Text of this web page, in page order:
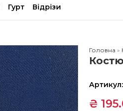
Гурт Відрізи
Головна »
₴